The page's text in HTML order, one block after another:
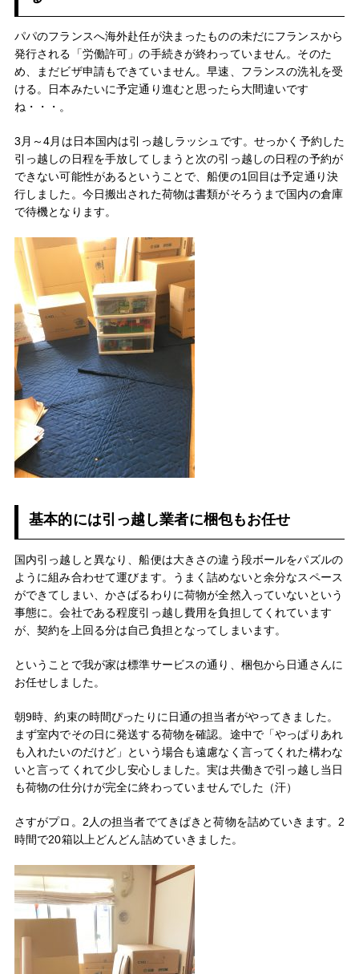
パパのフランスへ海外赴任が決まったものの未だにフランスから
発行される「労働許可」の手続きが終わっていません。そのた
め、まだビザ申請もできていません。早速、フランスの洗礼を受
ける。日本みたいに予定通り進むと思ったら大間違いです
ね・・・。
3月～4月は日本国内は引っ越しラッシュです。せっかく予約した
引っ越しの日程を手放してしまうと次の引っ越しの日程の予約が
できない可能性があるということで、船便の1回目は予定通り決
行しました。今日搬出された荷物は書類がそろうまで国内の倉庫
で待機となります。
基本的には引っ越し業者に梱包もお任せ
国内引っ越しと異なり、船便は大きさの違う段ボールをパズルの
ように組み合わせて運びます。うまく詰めないと余分なスペース
ができてしまい、かさばるわりに荷物が全然入っていないという
事態に。会社である程度引っ越し費用を負担してくれています
が、契約を上回る分は自己負担となってしまいます。
ということで我が家は標準サービスの通り、梱包から日通さんに
お任せしました。
朝9時、約束の時間ぴったりに日通の担当者がやってきました。
まず室内でその日に発送する荷物を確認。途中で「やっぱりあれ
も入れたいのだけど」という場合も遠慮なく言ってくれた構わな
いと言ってくれて少し安心しました。実は共働きで引っ越し当日
も荷物の仕分けが完全に終わっていませんでした（汗）
さすがプロ。2人の担当者でてきぱきと荷物を詰めていきます。2
時間で20箱以上どんどん詰めていきました。